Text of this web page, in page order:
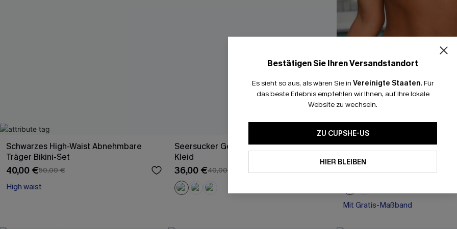
Schwarzes High-Waist Abnehmbare
Träger Bikini-Set
40,00 €50,00 €
High waist
Seersucker Gewebtes Mini Cover-Up-
Kleid
36,00 €40,00 €
Korallenfarbenes Geformte
Triangel-Bikini-Set
38,00 €
Mit Gratis-Maßband
Bestätigen Sie Ihren Versandstandort
Es sieht so aus, als wären Sie in Vereinigte Staaten. Für
das beste Erlebnis empfehlen wir Ihnen, auf Ihre lokale
Website zu wechseln.
ZU CUPSHE-US
HIER BLEIBEN